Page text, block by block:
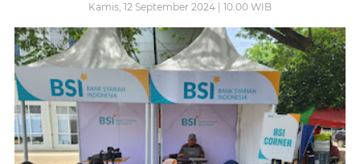
Kamis, 12 September 2024 | 10.00 WIB